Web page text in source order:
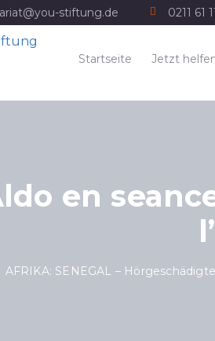
stiftung.de 0211 61
Startseite Jetzt
en
AFRIKA: SENEGAL –